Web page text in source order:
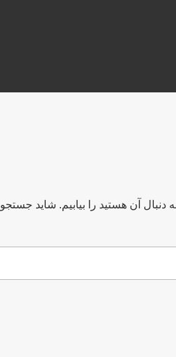
آن هستید را بیابیم. شاید جستجو